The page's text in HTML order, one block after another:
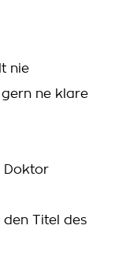
nie
ne klare
Doktor
den Titel des